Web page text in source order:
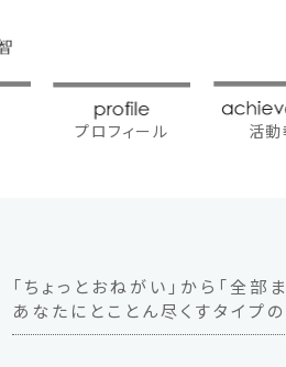
プロフィール 活
「ちょっとおねがい」から 「全部
あなたにとことん尽くすタイプの